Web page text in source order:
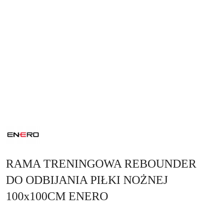
PRODUCENTA:
RAMA TRENINGOWA REBOUNDER
DO ODBIJANIA PIŁKI NOŻNEJ
100x100CM ENERO